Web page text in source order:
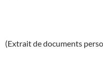
(Extrait de documents